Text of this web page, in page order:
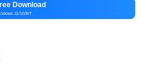
Download
11/10/8/7